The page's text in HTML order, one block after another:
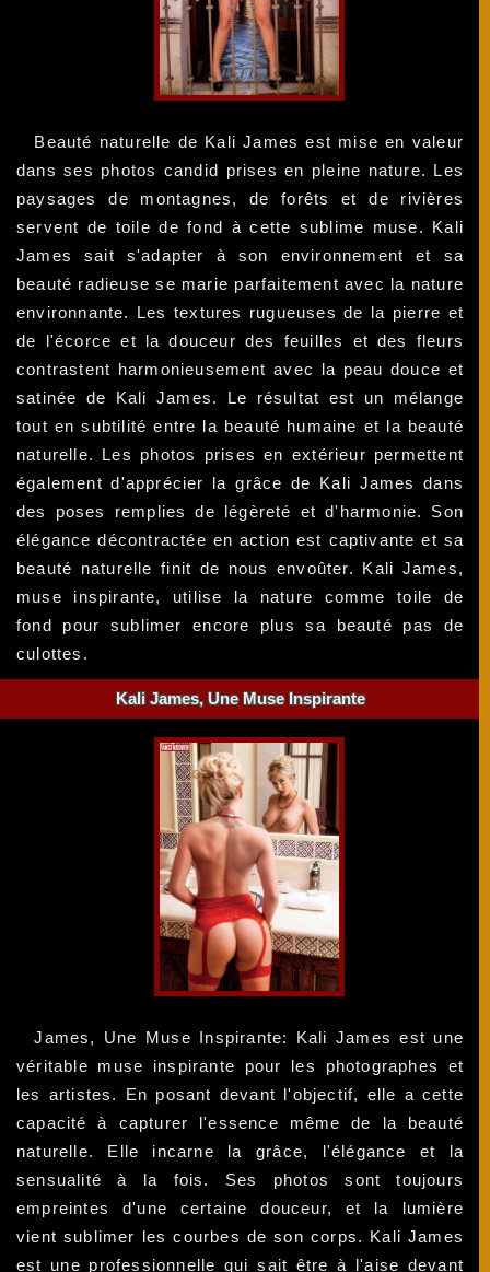
Beauté naturelle de Kali James est mise en valeur
dans ses photos candid prises en pleine nature. Les
paysages de montagnes, de forêts et de rivières
servent de toile de fond à cette sublime muse. Kali
James sait s'adapter à son environnement et sa
beauté radieuse se marie parfaitement avec la nature
environnante. Les textures rugueuses de la pierre et
de l'écorce et la douceur des feuilles et des fleurs
contrastent harmonieusement avec la peau douce et
satinée de Kali James. Le résultat est un mélange
tout en subtilité entre la beauté humaine et la beauté
naturelle. Les photos prises en extérieur permettent
également d'apprécier la grâce de Kali James dans
des poses remplies de légèreté et d'harmonie. Son
élégance décontractée en action est captivante et sa
beauté naturelle finit de nous envoûter. Kali James,
muse inspirante, utilise la nature comme toile de
fond pour sublimer encore plus sa beauté pas de
culottes.
Kali James, Une Muse Inspirante
James, Une Muse Inspirante: Kali James est une
véritable muse inspirante pour les photographes et
les artistes. En posant devant l'objectif, elle a cette
capacité à capturer l'essence même de la beauté
naturelle. Elle incarne la grâce, l'élégance et la
sensualité à la fois. Ses photos sont toujours
empreintes d'une certaine douceur, et la lumière
vient sublimer les courbes de son corps. Kali James
est une professionnelle qui sait être à l'aise devant